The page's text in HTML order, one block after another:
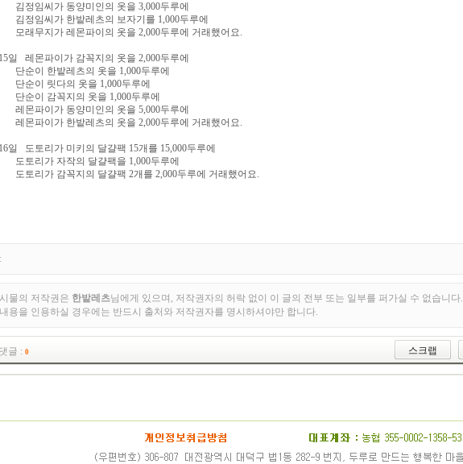
임씨가 동양미인의 옷을 3,000두루에
임씨가 한밭레츠의 보자기를 1,000두루에
무지가 레몬파이의 옷을 2,000두루에 거래했어요.
일 레몬파이가 감꼭지의 옷을 2,000두루에
이 한밭레츠의 옷을 1,000두루에
이 릿다의 옷을 1,000두루에
이 감꼭지의 옷을 1,000두루에
파이가 동양미인의 옷을 5,000두루에
파이가 한밭레츠의 옷을 2,000두루에 거래했어요.
일 도토리가 미키의 달걀팩 15개를 15,000두루에
리가 자작의 달걀팩을 1,000두루에
리가 감꼭지의 달걀팩 2개를 2,000두루에 거래했어요.
물의 저작권은 한밭레츠님에게 있으며, 저작권자의 허락 없이 이 글의 전부 또는 일부를 퍼가실 수 없습니다.
용을 인용하실 경우에는 반드시 출처와 저작권자를 명시하셔야만 합니다.
댓글 : 0 스크랩